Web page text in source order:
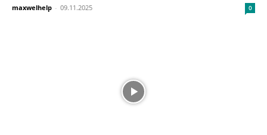
maxwelhelp - 09.11.2025 0